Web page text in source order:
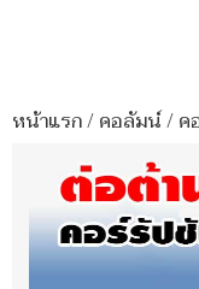
หน้าแรก/คอลัมน์/ค